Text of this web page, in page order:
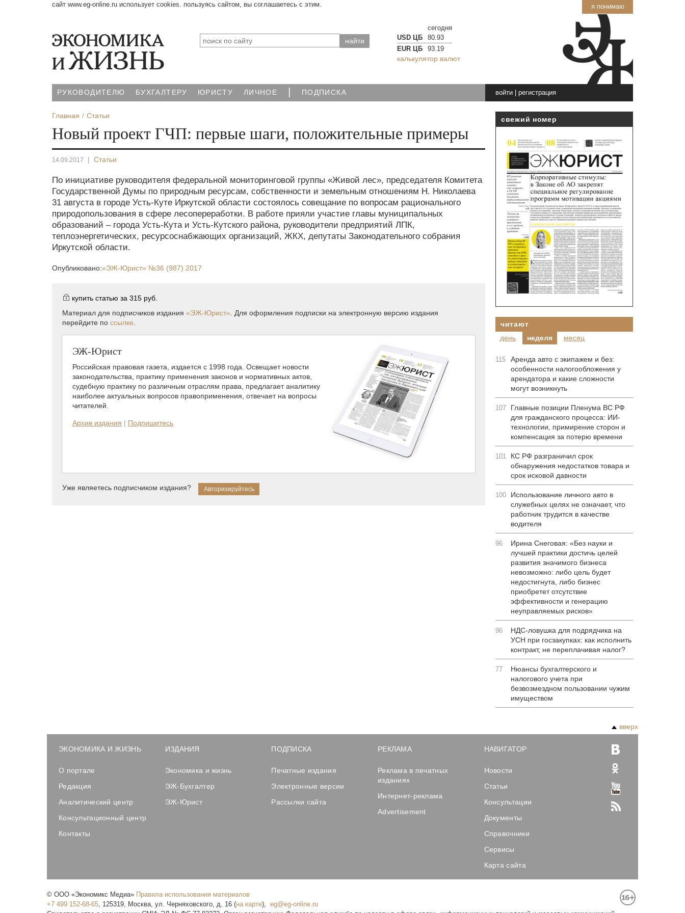
я понимаю
сайт www.eg-online.ru использует cookies. пользуясь сайтом, вы соглашаетесь с этим.
сегодня
USD ЦБ
80.93
EUR ЦБ
93.19
калькулятор валют
РУКОВОДИТЕЛЮ БУХГАЛТЕРУ ЮРИСТУ ЛИЧНОЕ | ПОДПИСКА войти| регистрация
Главная Статьи
Новый проект ГЧП: первые шаги, положительные примеры
14.09.2017 | Статьи
По инициативе руководителя федеральной мониторинговой группы «Живой лес», председателя Комитета
Государственной Думы по природным ресурсам, собственности и земельным отношениям Н. Николаева
31 августа в городе Усть-Куте Иркутской области состоялось совещание по вопросам рационального
природопользования в сфере лесопереработки. В работе прияли участие главы муниципальных
образований – города Усть-Кута и Усть-Кутского района, руководители предприятий ЛПК,
теплоэнергетических, ресурсоснабжающих организаций, ЖКХ, депутаты Законодательного собрания
Иркутской области.
Опубликовано:«ЭЖ-Юрист» №36 (987) 2017
купить статью за 315 руб.
Материал для подписчиков издания «ЭЖ-Юрист» . Для оформления подписки на электронную версию издания
перейдите по ссылке
ЭЖ-Юрист
Российская правовая газета, издается с 1998 года. Освещает новости
законодательства, практику применения законов и нормативных актов,
судебную практику по различным отраслям права, предлагает аналитику
наиболее актуальных вопросов правоприменения, отвечает на вопросы
читателей.
Архив издания | Подпишитесь
Уже являетесь подписчиком издания?
свежий номер
читают
день
неделя месяц
115
Аренда авто с экипажем и без:
особенности налогообложения у
арендатора и какие сложности
могут возникнуть
107
Главные позиции Пленума ВС РФ
для гражданского процесса: ИИ-
технологии, примирение сторон и
компенсация за потерю времени
101
КС РФ разграничил срок
обнаружения недостатков товара и
срок исковой давности
100
Использование личного авто в
служебных целях не означает, что
работник трудится в качестве
водителя
96
Ирина Снеговая: «Без науки и
лучшей практики достичь целей
развития значимого бизнеса
невозможно: либо цель будет
недостигнута, либо бизнес
приобретет отсутствие
эффективности и генерацию
неуправляемых рисков»
96
НДС-ловушка для подрядчика на
УСН при госзакупках: как исполнить
контракт, не переплачивая налог?
77
Нюансы бухгалтерского и
налогового учета при
безвозмездном пользовании чужим
имуществом
вверх
ЭКОНОМИКА И ЖИЗНЬ
О портале
Редакция
Аналитический центр
Консультационный центр
Контакты
ИЗДАНИЯ
Экономика и жизнь
ЭЖ-Бухгалтер
ЭЖ-Юрист
ПОДПИСКА
Печатные издания
Электронные версии
Рассылки сайта
РЕКЛАМА
Реклама в печатных
изданиях
Интернет-реклама
Advertisement
НАВИГАТОР
Новости
Статьи
Консультации
Документы
Справочники
Сервисы
Карта сайта
© ООО «Экономикс Медиа» Правила использования материалов
+7 499 152-68-65, 125319, Москва, ул. Черняховского, д. 16 (на карте),